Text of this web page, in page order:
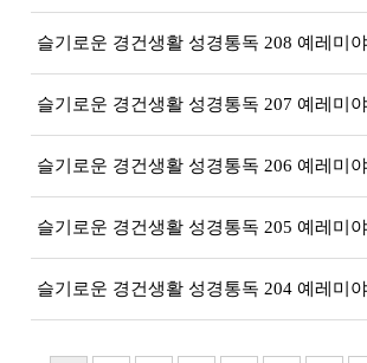
슬기로운 경건생활 성경통독 208 예레미
슬기로운 경건생활 성경통독 207 예레미
슬기로운 경건생활 성경통독 206 예레미
슬기로운 경건생활 성경통독 205 예레미
슬기로운 경건생활 성경통독 204 예레미